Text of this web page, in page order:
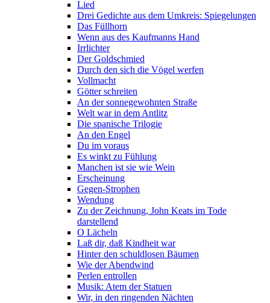
Lied
Drei Gedichte aus dem Umkreis: Spiegelungen
Das Füllhorn
Wenn aus des Kaufmanns Hand
Irrlichter
Der Goldschmied
Durch den sich die Vögel werfen
Vollmacht
Götter schreiten
An der sonnegewohnten Straße
Welt war in dem Antlitz
Die spanische Trilogie
An den Engel
Du im voraus
Es winkt zu Fühlung
Manchen ist sie wie Wein
Erscheinung
Gegen-Strophen
Wendung
Zu der Zeichnung, John Keats im Tode
darstellend
O Lächeln
Laß dir, daß Kindheit war
Hinter den schuldlosen Bäumen
Wie der Abendwind
Perlen entrollen
Musik: Atem der Statuen
Wir, in den ringenden Nächten